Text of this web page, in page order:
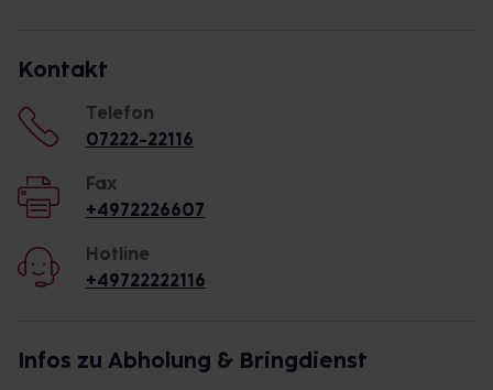
Kontakt
Telefon
07222-22116
Fax
+4972226607
Hotline
+49722222116
Infos zu Abholung & Bringdienst